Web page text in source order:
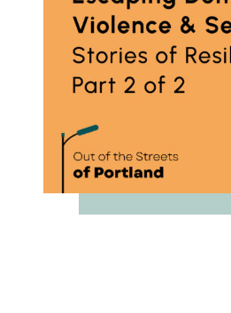
Divulgación en la
Servicios de apoyo
a la vivienda
Trabajar